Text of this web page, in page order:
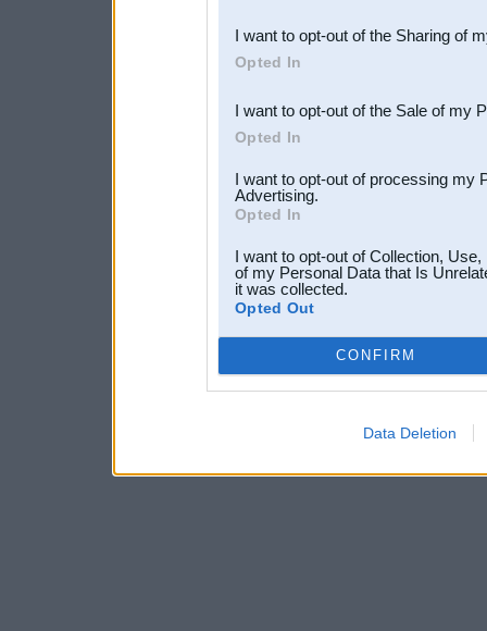
Downstream Participants
third parties.
I want to opt-out of the Sharing of
Opted In
I want to opt-out of the Sale of my
Opted In
I want to opt-out of processing my
Advertising.
Opted In
I want to opt-out of Collection,
of my Personal Data that Is
it was collected.
Opted Out
CONFIRM
Data Deletion